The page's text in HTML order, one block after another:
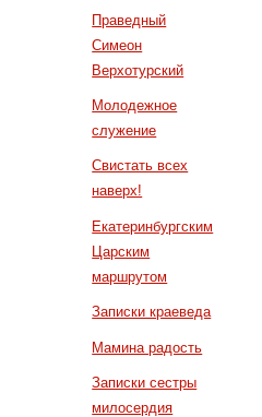
Праведный
Симеон
Верхотурский
Молодежное
служение
Свистать всех
наверх!
Екатеринбургским
Царским
маршрутом
Записки краеведа
Мамина радость
Записки сестры
милосердия